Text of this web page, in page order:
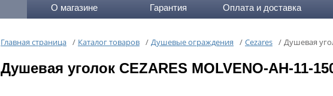
О магазине Гарантия Оплата и доставка
Главная страница / Каталог товаров / Душевые ограждения / Cezares / Душевая
Душевая уголок CEZARES MOLVENO-AH-11-